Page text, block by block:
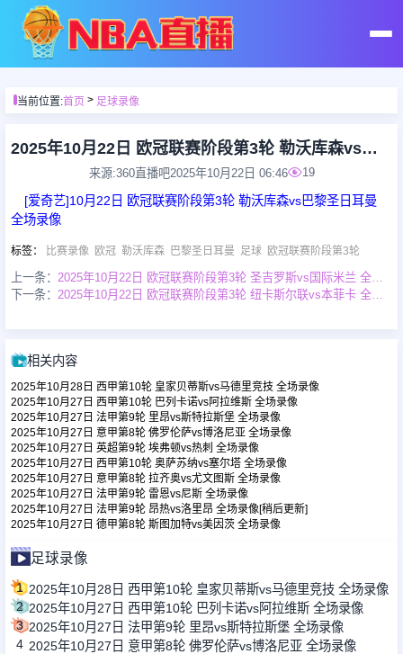
首页
足球直播
篮球直播
足球录像
篮球录像
篮球集锦
足球新闻
篮球新闻
当前位置:首页> 足球录像
2025年10月22日 欧冠联赛阶段第3轮 勒沃库森vs巴黎圣日耳曼 全场录像
来源:360直播吧2025年10月22日 06:46 19
[爱奇艺]10月22日 欧冠联赛阶段第3轮 勒沃库森vs巴黎圣日耳曼
全场录像
标签： 比赛录像 欧冠 勒沃库森 巴黎圣日耳曼 足球 欧冠联赛阶段第3轮
上一条：
2025年10月22日 欧冠联赛阶段第3轮 圣吉罗斯vs国际米兰 全场录像
下一条：
2025年10月22日 欧冠联赛阶段第3轮 纽卡斯尔联vs本菲卡 全场录像
相关内容
2025年10月28日 西甲第10轮 皇家贝蒂斯vs马德里竞技 全场录像
2025年10月27日 西甲第10轮 巴列卡诺vs阿拉维斯 全场录像
2025年10月27日 法甲第9轮 里昂vs斯特拉斯堡 全场录像
2025年10月27日 意甲第8轮 佛罗伦萨vs博洛尼亚 全场录像
2025年10月27日 英超第9轮 埃弗顿vs热刺 全场录像
2025年10月27日 西甲第10轮 奥萨苏纳vs塞尔塔 全场录像
2025年10月27日 意甲第8轮 拉齐奥vs尤文图斯 全场录像
2025年10月27日 法甲第9轮 雷恩vs尼斯 全场录像
2025年10月27日 法甲第9轮 昂热vs洛里昂 全场录像[稍后更新]
2025年10月27日 德甲第8轮 斯图加特vs美因茨 全场录像
足球录像
1 2025年10月28日 西甲第10轮 皇家贝蒂斯vs马德里竞技 全场录像
2 2025年10月27日 西甲第10轮 巴列卡诺vs阿拉维斯 全场录像
3 2025年10月27日 法甲第9轮 里昂vs斯特拉斯堡 全场录像
4 2025年10月27日 意甲第8轮 佛罗伦萨vs博洛尼亚 全场录像